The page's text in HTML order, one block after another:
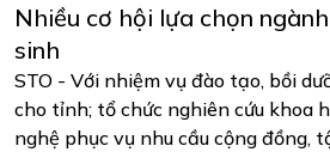
Nhiều cơ hội lựa chọn
sinh
STO - Với nhiệm vụ đào tạo, bồi
cho tỉnh; tổ chức nghiên cứu khoa
nghệ phục vụ nhu cầu cộng đồng,